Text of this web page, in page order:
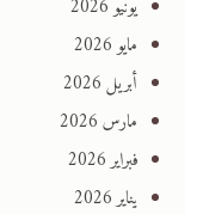
يونيو 2026
مايو 2026
أبريل 2026
مارس 2026
فبراير 2026
يناير 2026